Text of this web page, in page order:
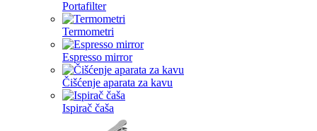
Portafilter
Termometri
Espresso mirror
Čišćenje aparata za kavu
Ispirač čaša